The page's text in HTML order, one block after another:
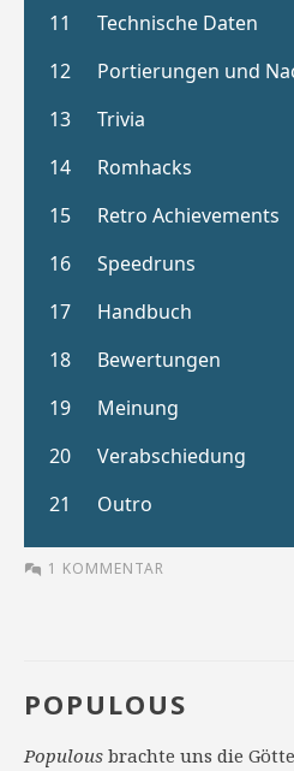
1 KOMMENTAR
POPULOUS
Populous brachte uns die